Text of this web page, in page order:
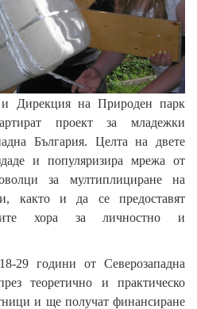
Дирекция на Природен парк
проект за младежки
България. Целта на двете
и популяризира мрежа от
за мултиплициране на
както и да се предоставят
хора за личностно и
29 години от Северозападна
теоретично и практическо
и ще получат финансиране